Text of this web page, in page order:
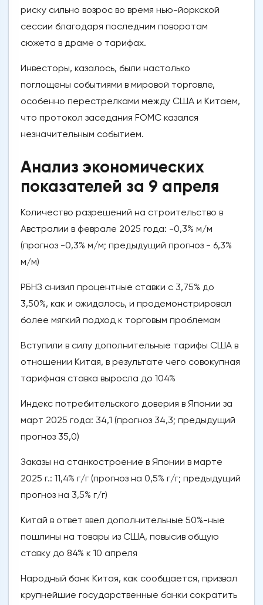
риску сильно возрос во время нью-йоркской
сессии благодаря последним поворотам
сюжета в драме о тарифах.
Инвесторы, казалось, были настолько
поглощены событиями в мировой торговле,
особенно перестрелками между США и Китаем,
что протокол заседания FOMC казался
незначительным событием.
Анализ экономических
показателей за 9 апреля
Количество разрешений на строительство в
Австралии в феврале 2025 года: -0,3% м/м
(прогноз -0,3% м/м; предыдущий прогноз - 6,3%
м/м)
РБНЗ снизил процентные ставки с 3,75% до
3,50%, как и ожидалось, и продемонстрировал
более мягкий подход к торговым проблемам
Вступили в силу дополнительные тарифы США в
отношении Китая, в результате чего совокупная
тарифная ставка выросла до 104%
Индекс потребительского доверия в Японии за
март 2025 года: 34,1 (прогноз 34,3; предыдущий
прогноз 35,0)
Заказы на станкостроение в Японии в марте
2025 г.: 11,4% г/г (прогноз на 0,5% г/г; предыдущий
прогноз на 3,5% г/г)
Китай в ответ ввел дополнительные 50%-ные
пошлины на товары из США, повысив общую
ставку до 84% к 10 апреля
Народный банк Китая, как сообщается, призвал
крупнейшие государственные банки сократить